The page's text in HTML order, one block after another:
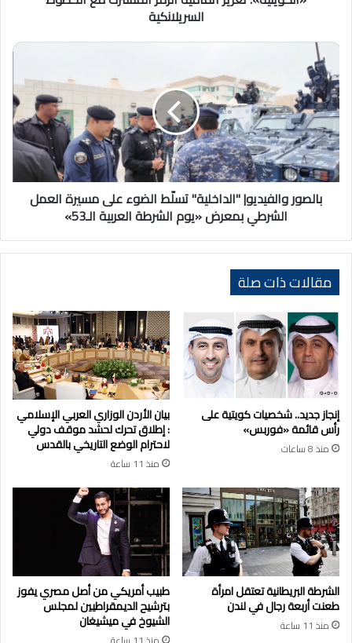
السريلانكية
بالصور
والفيديو|
"الداخلية"
تسلّط
الضوء
على
مسيرة
العمل
الشرطي
بمعرض «يوم
الشرطة
الـ53»
بالصور والفيديو| "الداخلية" تسلّط الضوء على مسيرة العمل
الشرطي بمعرض «يوم الشرطة العربية الـ53»
مقالات ذات صلة
إنجاز جديد.. شخصيات كويتية على
رأس قائمة «فوربس»
منذ 8 ساعات
بيان الأردن الوزاري العربي الإسلامي
: إطلاق تحرك لحشد موقف دولي
لاحترام الوضع التاريخي بالقدس
منذ 11 ساعة
الشرطة البريطانية تعتقل امرأة
طعنت أربعة رجال في لندن
منذ 11 ساعة
طبيب أمريكي من أصل مصري يفوز
بترشيح الديمقراطيين لمجلس
الشيوخ في ميشيغان